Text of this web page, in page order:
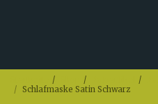
Schlafmaske Satin Schwarz